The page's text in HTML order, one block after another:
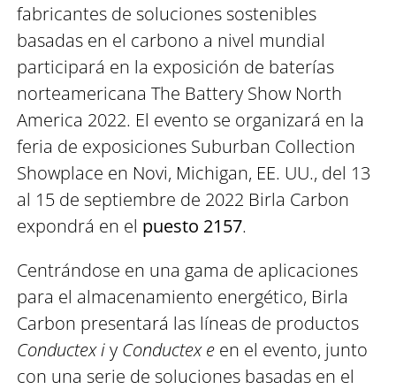
fabricantes de soluciones sostenibles
basadas en el carbono a nivel mundial
participará en la exposición de baterías
norteamericana The Battery Show North
America 2022. El evento se organizará en la
feria de exposiciones Suburban Collection
Showplace en Novi, Michigan, EE. UU., del 13
al 15 de septiembre de 2022 Birla Carbon
expondrá en el puesto 2157.
Centrándose en una gama de aplicaciones
para el almacenamiento energético, Birla
Carbon presentará las líneas de productos
Conductexiy Conductex e en el evento, junto
con una serie de soluciones basadas en el